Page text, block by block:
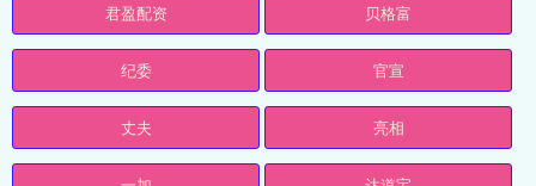
君盈配资 贝格富
纪委 官宣
丈夫 亮相